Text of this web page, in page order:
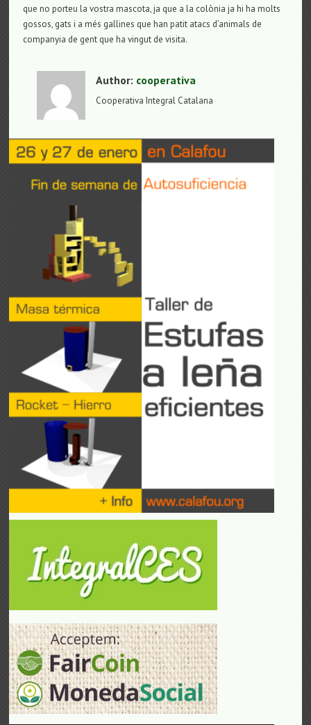
que no porteu la vostra mascota, ja que a la colònia ja hi ha molts
gossos, gats i a més gallines que han patit atacs d’animals de
companyia de gent que ha vingut de visita.
Author: cooperativa
Cooperativa Integral Catalana